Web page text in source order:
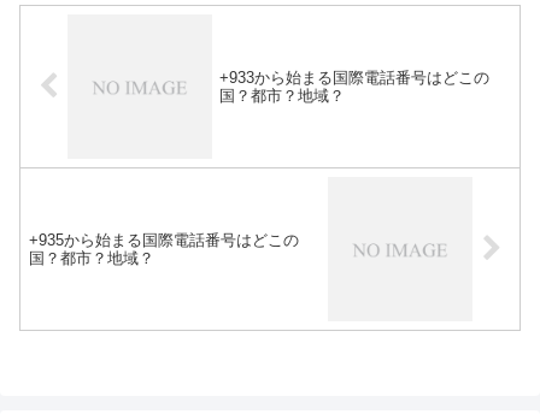
+933から始まる国際電話番号はどこの
国？都市？地域？
+935から始まる国際電話番号はどこの
国？都市？地域？